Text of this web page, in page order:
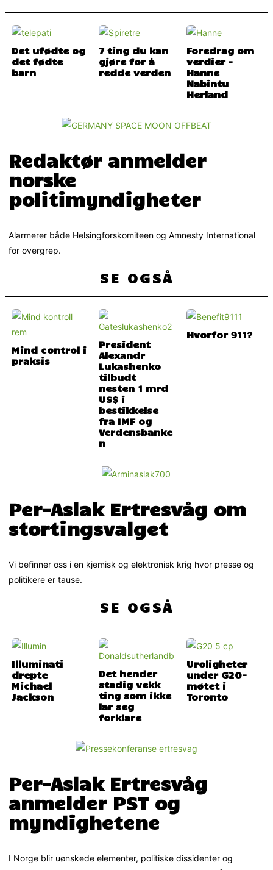
Det ufødte og
det fødte
barn
7 ting du kan
gjøre for å
redde verden
Foredrag om
verdier –
Hanne
Nabintu
Herland
Redaktør anmelder
norske
politimyndigheter
Alarmerer både Helsingforskomiteen og Amnesty International
for overgrep.
SE OGSÅ
Mind control i
praksis
President
Alexandr
Lukashenko
tilbudt
nesten 1 mrd
US$ i
bestikkelse
fra IMF og
Verdensbanke
n
Hvorfor 911?
Per-Aslak Ertresvåg om
stortingsvalget
Vi befinner oss i en kjemisk og elektronisk krig hvor presse og
politikere er tause.
SE OGSÅ
Illuminati
drepte
Michael
Jackson
Det hender
stadig vekk
ting som ikke
lar seg
forklare
Uroligheter
under G20-
møtet i
Toronto
Per-Aslak Ertresvåg
anmelder PST og
myndighetene
I Norge blir uønskede elementer, politiske dissidenter og